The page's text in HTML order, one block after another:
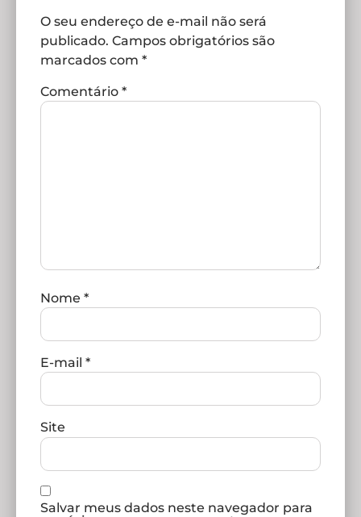
O seu endereço de e-mail não será
publicado. Campos obrigatórios são
marcados com *
Comentário *
Nome *
E-mail *
Site
Salvar meus dados neste navegador para